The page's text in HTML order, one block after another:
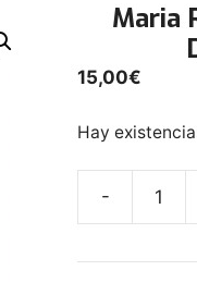
Maria
15,00€
Hay
-
Y